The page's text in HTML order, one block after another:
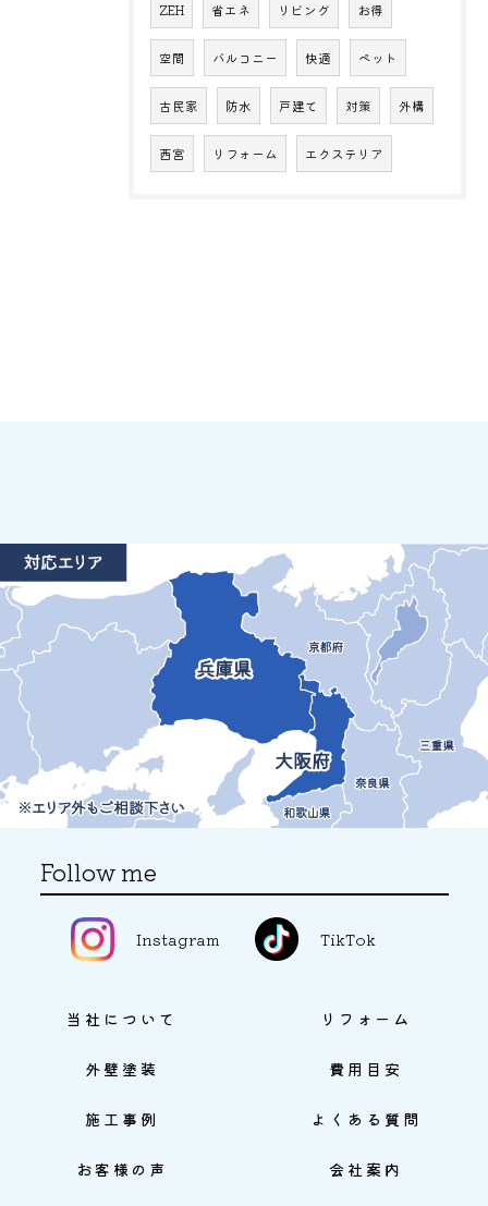
ZEH 省エネ リビング お得
空間 バルコニー 快適 ペット
古民家 防水 戸建て 対策 外構
西宮 リフォーム エクステリア
Follow me
Instagram TikTok
当社について リフォーム
外壁塗装 費用目安
施工事例 よくある質問
お客様の声 会社案内